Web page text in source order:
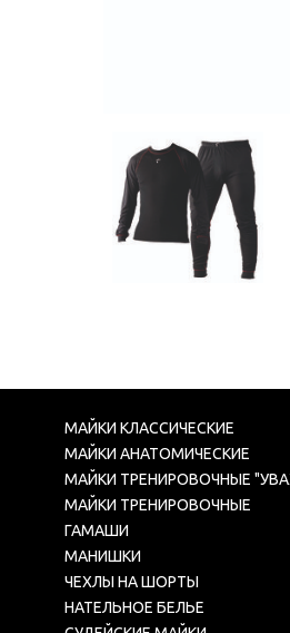
МАЙКИ КЛАССИЧЕСКИЕ
МАЙКИ АНАТОМИЧЕСКИЕ
МАЙКИ ТРЕНИРОВОЧНЫЕ
МАЙКИ ТРЕНИРОВОЧНЫЕ
ГАМАШИ
МАНИШКИ
ЧЕХЛЫ НА ШОРТЫ
НАТЕЛЬНОЕ БЕЛЬЕ